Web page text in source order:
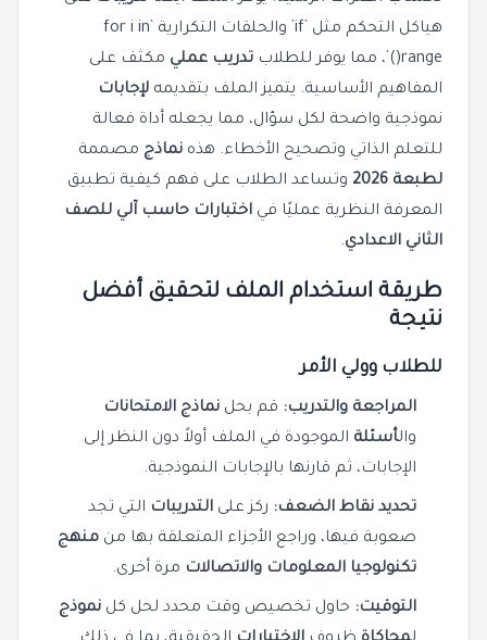
هياكل التحكم مثل `if` والحلقات التكرارية `for i in
range()`، مما يوفر للطلاب
تدريب عملي مكثف على
المفاهيم الأساسية. يتميز الملف بتقديمه لإجابات
نموذجية واضحة لكل سؤال، مما يجعله أداة فعالة
للتعلم الذاتي وتصحيح الأخطاء. هذه نماذج مصممة
لطبعة 2026
وتساعد الطلاب على فهم كيفية تطبيق
المعرفة النظرية عمليًا في اختبارات حاسب آلي للصف
الثاني الاعدادي.
طريقة استخدام الملف لتحقيق أفضل
نتيجة
للطلاب وولي الأمر
المراجعة والتدريب: قم بحل نماذج الامتحانات
والأسئلة الموجودة في الملف أولاً دون النظر إلى
الإجابات، ثم قارنها بالإجابات النموذجية.
تحديد نقاط الضعف: ركز على التدريبات التي تجد
صعوبة فيها، وراجع الأجزاء المتعلقة بها من منهج
تكنولوجيا المعلومات والاتصالات مرة أخرى.
التوقيت: حاول تخصيص وقت محدد لحل كل نموذج